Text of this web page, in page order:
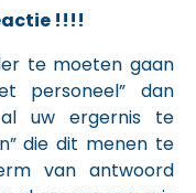
!!!!
te moeten gaan
personeel” dan
uw ergernis te
die dit menen te
van antwoord